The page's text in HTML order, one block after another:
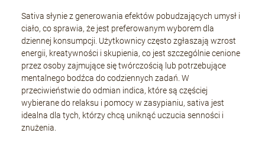
Sativa słynie z generowania efektów pobudzających umysł i
ciało, co sprawia, że jest preferowanym wyborem dla
dziennej konsumpcji. Użytkownicy często zgłaszają wzrost
energii, kreatywności i skupienia, co jest szczególnie cenione
przez osoby zajmujące się twórczością lub potrzebujące
mentalnego bodźca do codziennych zadań. W
przeciwieństwie do odmian indica, które są częściej
wybierane do relaksu i pomocy w zasypianiu, sativa jest
idealna dla tych, którzy chcą uniknąć uczucia senności i
znużenia.